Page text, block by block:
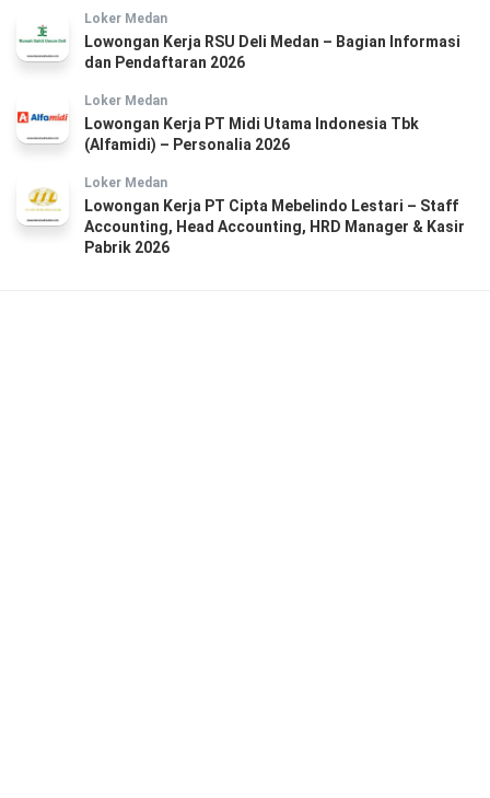
Loker Medan
Lowongan Kerja RSU Deli Medan – Bagian Informasi
dan Pendaftaran 2026
Loker Medan
Lowongan Kerja PT Midi Utama Indonesia Tbk
(Alfamidi) – Personalia 2026
Loker Medan
Lowongan Kerja PT Cipta Mebelindo Lestari – Staff
Accounting, Head Accounting, HRD Manager & Kasir
Pabrik 2026